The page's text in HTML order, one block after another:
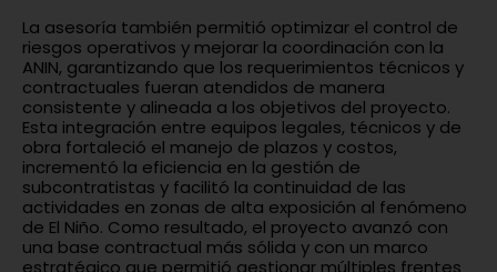
La asesoría también permitió optimizar el control de
riesgos operativos y mejorar la coordinación con la
ANIN, garantizando que los requerimientos técnicos y
contractuales fueran atendidos de manera
consistente y alineada a los objetivos del proyecto.
Esta integración entre equipos legales, técnicos y de
obra fortaleció el manejo de plazos y costos,
incrementó la eficiencia en la gestión de
subcontratistas y facilitó la continuidad de las
actividades en zonas de alta exposición al fenómeno
de El Niño. Como resultado, el proyecto avanzó con
una base contractual más sólida y con un marco
estratégico que permitió gestionar múltiples frentes